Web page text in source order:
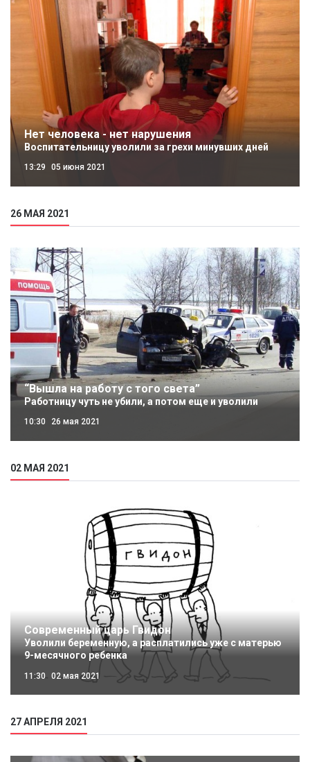
Нет человека - нет нарушения
Воспитательницу уволили за грехи минувших дней
13:29 05 июня 2021
26 МАЯ 2021
“Вышла на работу с того света”
Работницу чуть не убили, а потом еще и уволили
10:30 26 мая 2021
02 МАЯ 2021
Современный царь Гвидон
Уволили беременную, а расплатились уже с матерью
9-месячного ребенка
11:30 02 мая 2021
27 АПРЕЛЯ 2021